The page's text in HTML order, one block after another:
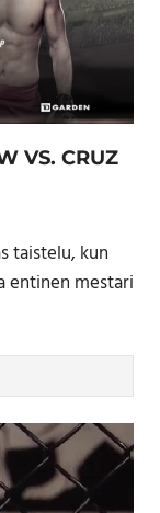
VS. CRUZ
taistelu, kun
entinen mestari